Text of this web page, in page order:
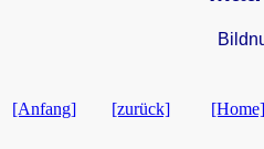
[Anfang] [zurück] [Home]